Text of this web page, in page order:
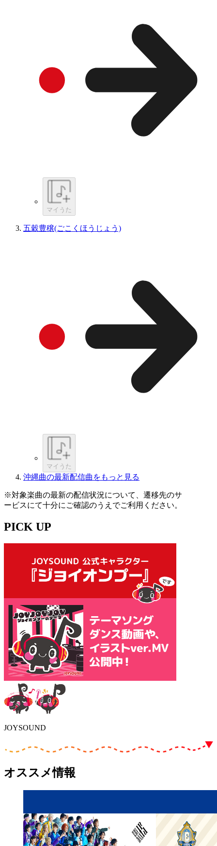
マイうた
五穀豊穣(ごこくほうじょう)
マイうた
沖縄曲の最新配信曲をもっと見る
※対象楽曲の最新の配信状況について、遷移先のサ
ービスにて十分にご確認のうえでご利用ください。
PICK UP
JOYSOUND
オススメ情報